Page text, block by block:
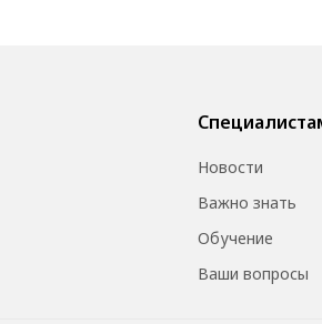
Новости
Важно знать
Обучение
Ваши вопросы